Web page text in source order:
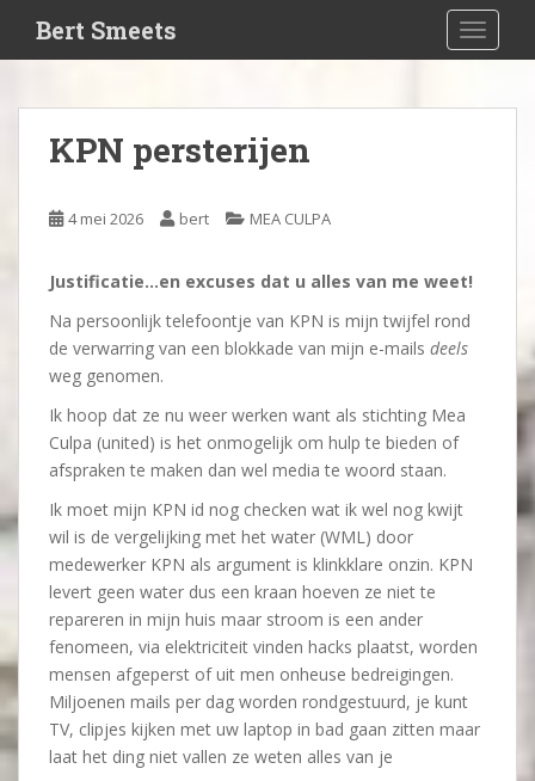
i
Bert Smeets
KPN persterijen
4 mei 2026 bert MEA CULPA
Justificatie…en excuses dat u alles van me weet!
Na persoonlijk telefoontje van KPN is mijn twijfel rond
de verwarring van een blokkade van mijn e-mails deels
weg genomen.
Ik hoop dat ze nu weer werken want als stichting Mea
Culpa (united) is het onmogelijk om hulp te bieden of
afspraken te maken dan wel media te woord staan.
Ik moet mijn KPN id nog checken wat ik wel nog kwijt
wil is de vergelijking met het water (WML) door
medewerker KPN als argument is klinkklare onzin. KPN
levert geen water dus een kraan hoeven ze niet te
repareren in mijn huis maar stroom is een ander
fenomeen, via elektriciteit vinden hacks plaatst, worden
mensen afgeperst of uit men onheuse bedreigingen.
Miljoenen mails per dag worden rondgestuurd, je kunt
TV, clipjes kijken met uw laptop in bad gaan zitten maar
laat het ding niet vallen ze weten alles van je